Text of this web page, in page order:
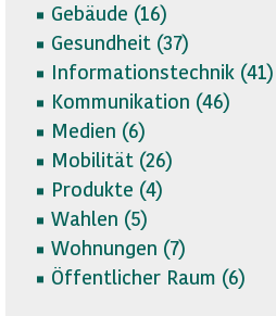
Gebäude (16)
Gesundheit (37)
Informationstechnik (41)
Kommunikation (46)
Medien (6)
Mobilität (26)
Produkte (4)
Wahlen (5)
Wohnungen (7)
Öffentlicher Raum (6)